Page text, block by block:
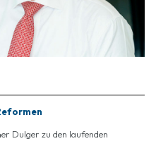
Dulger zu den laufenden